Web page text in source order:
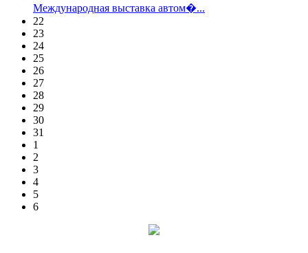
Международная выставка автом�...
22
23
24
25
26
27
28
29
30
31
1
2
3
4
5
6